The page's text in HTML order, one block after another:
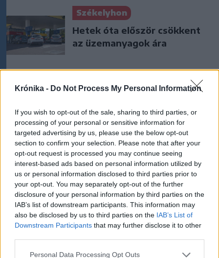
Krónika - Do Not Process My Personal Information
If you wish to opt-out of the sale, sharing to third parties, or
processing of your personal or sensitive information for
targeted advertising by us, please use the below opt-out
section to confirm your selection. Please note that after your
opt-out request is processed you may continue seeing
interest-based ads based on personal information utilized by
us or personal information disclosed to third parties prior to
your opt-out. You may separately opt-out of the further
disclosure of your personal information by third parties on the
IAB’s list of downstream participants. This information may
also be disclosed by us to third parties on the IAB’s List of
Downstream Participants that may further disclose it to other
Personal Data Processing Opt Outs
Székelyhon
Hetek óta először csökkent
az üzemanyagok ára
emlékszik vissza a kedd esti
balesetre a csíkszeredai
családfő
Székely Sport
Súlyos veszteség, kilenc
hónapra eltiltották a Sepsi
OSK csapatkapitányát
Nőileg